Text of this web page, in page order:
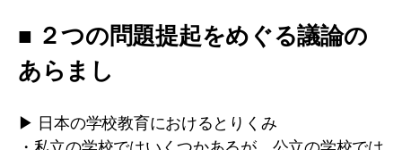
■ ２つの問題提起をめぐる議論の
あらまし
▶ 日本の学校教育におけるとりくみ